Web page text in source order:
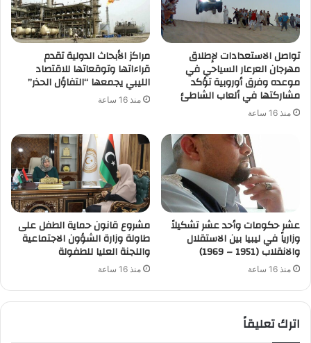
تواصل الاستعدادات لإطلاق
مهرجان العرعار السياحي في
موعده وفرق أوروبية تؤكد
مشاركتها في ألعاب الشاطئ
منذ 16 ساعة
مراكز الأبحاث الدولية تقدم
قراءاتها وتوقعاتها للاقتصاد
الليبي يجمعها “التفاؤل الحذر”
منذ 16 ساعة
عشر حكومات وأحد عشر تشكيلاً
وزارياً في ليبيا بين الاستقلال
والانقلاب (1951 – 1969)
منذ 16 ساعة
مشروع قانون حماية الطفل على
طاولة وزارة الشؤون الاجتماعية
واللجنة العليا للطفولة
منذ 16 ساعة
اترك تعليقاً